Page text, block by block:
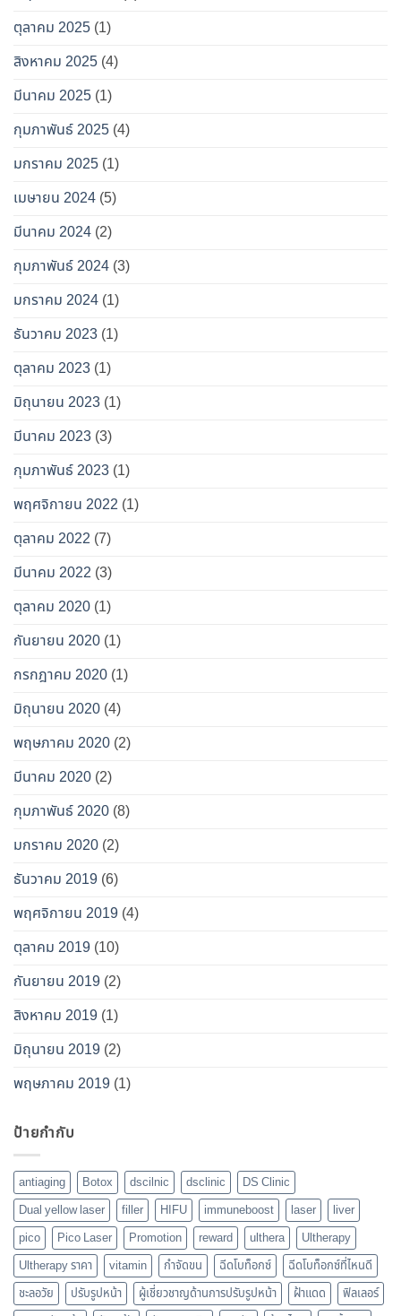
ตุลาคม 2025 (1)
สิงหาคม 2025 (4)
มีนาคม 2025 (1)
กุมภาพันธ์ 2025 (4)
มกราคม 2025 (1)
เมษายน 2024 (5)
มีนาคม 2024 (2)
กุมภาพันธ์ 2024 (3)
มกราคม 2024 (1)
ธันวาคม 2023 (1)
ตุลาคม 2023 (1)
มิถุนายน 2023 (1)
มีนาคม 2023 (3)
กุมภาพันธ์ 2023 (1)
พฤศจิกายน 2022 (1)
ตุลาคม 2022 (7)
มีนาคม 2022 (3)
ตุลาคม 2020 (1)
กันยายน 2020 (1)
กรกฎาคม 2020 (1)
มิถุนายน 2020 (4)
พฤษภาคม 2020 (2)
มีนาคม 2020 (2)
กุมภาพันธ์ 2020 (8)
มกราคม 2020 (2)
ธันวาคม 2019 (6)
พฤศจิกายน 2019 (4)
ตุลาคม 2019 (10)
กันยายน 2019 (2)
สิงหาคม 2019 (1)
มิถุนายน 2019 (2)
พฤษภาคม 2019 (1)
ป้ายกำกับ
antiaging Botox dscilnic dsclinic
DS Clinic
Dual yellow laser
filler HIFU immuneboost laser
liver
pico
Pico Laser Promotion reward ulthera
Ultherapy
Ultherapy ราคา
vitamin กำจัดขน ฉีดโบท็อกซ์
ฉีดโบท็อกซ์ที่ไหนดี
ชะลอวัย
ปรับรูปหน้า ผู้เชี่ยวชาญด้านการปรับรูปหน้า ฝ้าแดด
ฟิลเลอร์